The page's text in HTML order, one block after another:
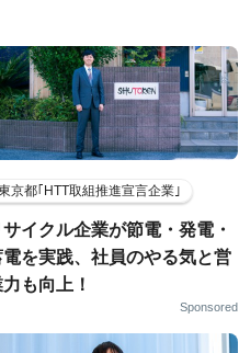
京都｢HTT取組推進宣言企業｣
サイクル企業が節電・発電・
電を実践、社員のやる気と営
も向上！
Sponsored